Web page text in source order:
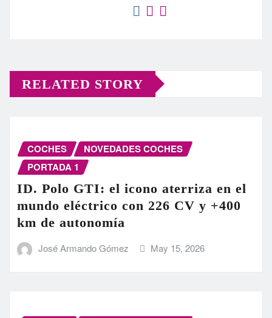
RELATED STORY
COCHES
NOVEDADES COCHES
PORTADA 1
ID. Polo GTI: el icono aterriza en el
mundo eléctrico con 226 CV y +400
km de autonomía
José Armando Gómez May 15, 2026